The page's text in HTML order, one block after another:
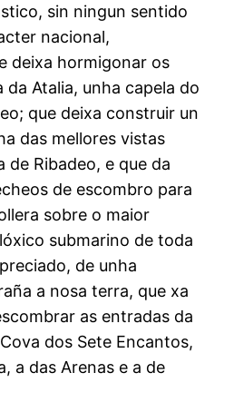
sin ningun sentido
nacional,
deixa hormigonar os
da Atalia, unha capela do
que deixa construir un
das mellores vistas
de Ribadeo, e que da
de escombro para
sobre o maior
submarino de toda
de unha
a nosa terra, que xa
as entradas da
dos Sete Encantos,
a das Arenas e a de